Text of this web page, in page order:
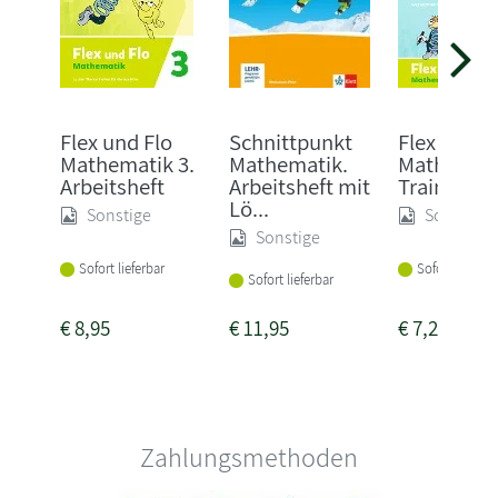
Flex und Flo
Mathematik 3.
Arbeitsheft
Sonstige
Sofort lieferbar
€8,95
Schnittpunkt
Mathematik.
Arbeitsheft mit
Lö...
Sonstige
Sofort lieferbar
€11,95
Flex und
Sonstige
Sofort
€7,25
Zahlungsmethoden